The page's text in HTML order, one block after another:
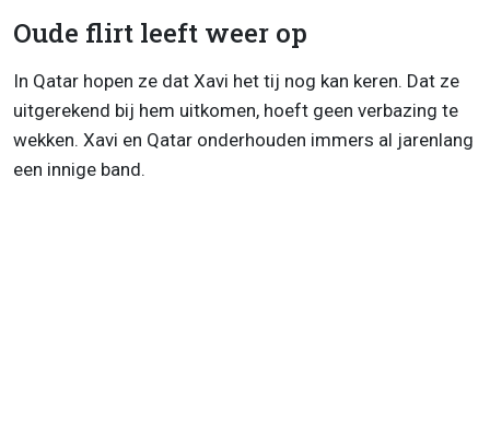
Oude flirt leeft weer op
In Qatar hopen ze dat Xavi het tij nog kan keren. Dat ze
uitgerekend bij hem uitkomen, hoeft geen verbazing te
wekken. Xavi en Qatar onderhouden immers al jarenlang
een innige band.